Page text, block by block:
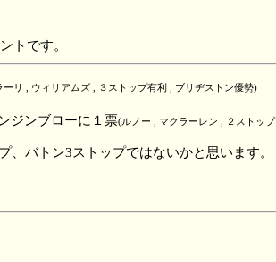
トです。
ーリ , ウィリアムズ , ３ストップ有利 , ブリヂストン優勢)
ジンブローに１票(ルノー , マクラーレン , ２ストップ
バトン3ストップではないかと思います。